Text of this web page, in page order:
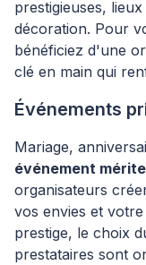
prestigieuses,
décoration. Pour
bénéficiez d'une
clé en main qui
Événements
Mariage,
événement
organisateurs
vos envies et
prestige, le choix
prestataires sont